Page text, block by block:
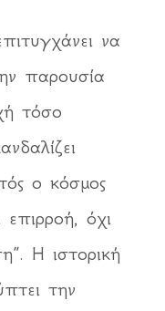
να
παρουσία
τόσο
ο κόσμος
όχι
Η ιστορική
την